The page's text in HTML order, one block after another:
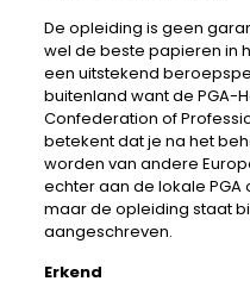
De opleiding is geen
wel de beste papieren in
een uitstekend
buitenland want de PGA-
Confederation of
betekent dat je na het
worden van andere
echter aan de lokale PGA
maar de opleiding staat
aangeschreven.
Erkend